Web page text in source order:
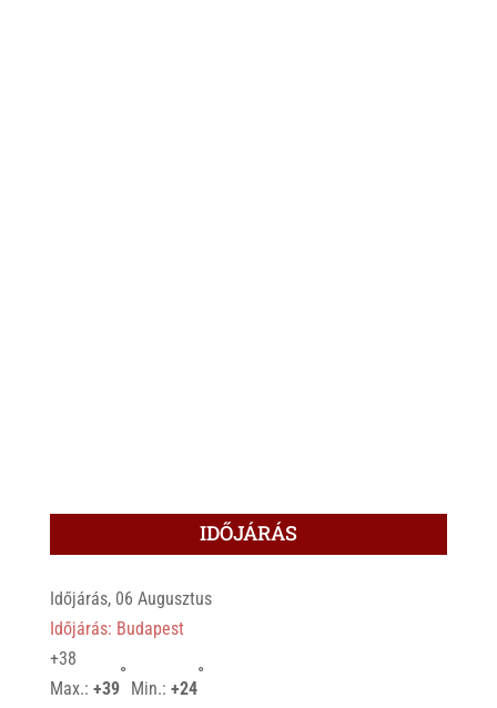
IDŐJÁRÁS
Időjárás, 06 Augusztus
Időjárás: Budapest
+38
Max.: +39
°
Min.: +24
°